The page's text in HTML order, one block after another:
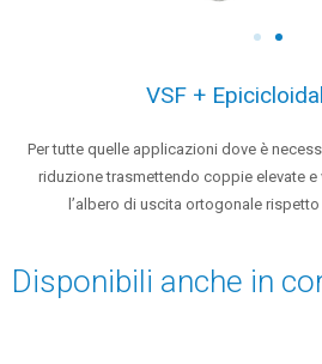
VSF +
Per tutte quelle applicazioni dove è
riduzione trasmettendo coppie elevate e
l’albero di uscita ortogonale
Disponibili anche in